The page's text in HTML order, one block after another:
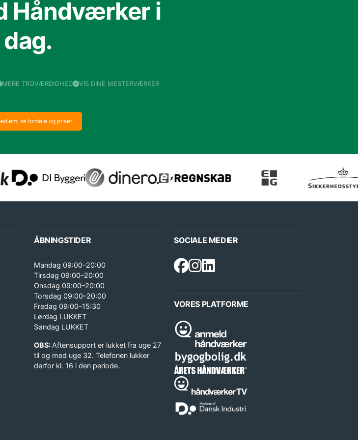
Håndværker i
dag.
MERE TROVÆRDIGHED VIS DINE MESTERVÆRKER
se fordele og priser
ÅBNINGSTIDER
Mandag 09:00–20:00
Tirsdag 09:00–20:00
Onsdag 09:00–20:00
Torsdag 09:00–20:00
Fredag 09:00–15:30
Lørdag LUKKET
Søndag LUKKET
OBS:Aftensupport er lukket fra uge 27
til og med uge 32. Telefonen lukker
derfor kl. 16 i den periode.
SOCIALE MEDIER
VORES PLATFORME